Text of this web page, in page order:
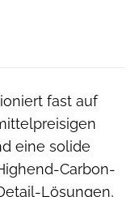
fast auf
eine solide
Carbon-
Lösungen,